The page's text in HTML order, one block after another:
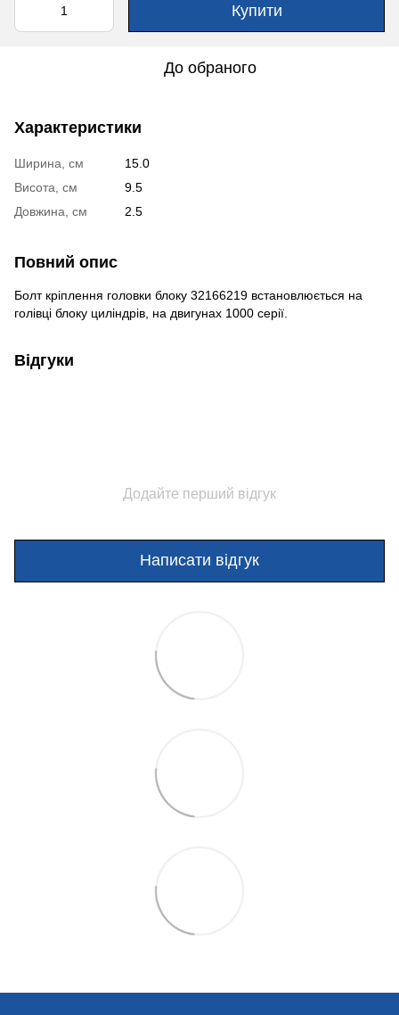
Купити
До обраного
Характеристики
Ширина, см
15.0
Висота, см
9.5
Довжина, см
2.5
Повний опис
Болт кріплення головки блоку 32166219 встановлюється на
голівці блоку циліндрів, на двигунах 1000 серії.
Відгуки
Додайте перший відгук
Написати відгук